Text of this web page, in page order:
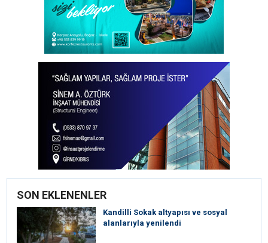
SON EKLENENLER
Kandilli Sokak altyapısı ve sosyal
alanlarıyla yenilendi